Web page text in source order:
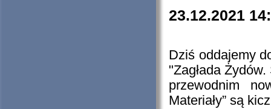
23.12.2021
Dziś oddajemy
"Zagłada
przewodnim
Materiały” są